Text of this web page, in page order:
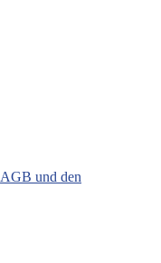
AGB und den